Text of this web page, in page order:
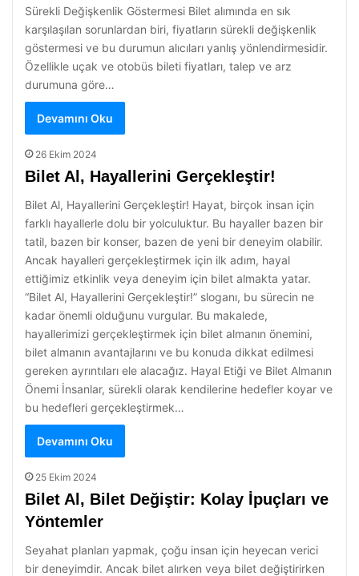
Sürekli Değişkenlik Göstermesi Bilet alımında en sık
karşılaşılan sorunlardan biri, fiyatların sürekli değişkenlik
göstermesi ve bu durumun alıcıları yanlış yönlendirmesidir.
Özellikle uçak ve otobüs bileti fiyatları, talep ve arz
durumuna göre…
Devamını Oku
26 Ekim 2024
Bilet Al, Hayallerini Gerçekleştir!
Bilet Al, Hayallerini Gerçekleştir! Hayat, birçok insan için
farklı hayallerle dolu bir yolculuktur. Bu hayaller bazen bir
tatil, bazen bir konser, bazen de yeni bir deneyim olabilir.
Ancak hayalleri gerçekleştirmek için ilk adım, hayal
ettiğimiz etkinlik veya deneyim için bilet almakta yatar.
“Bilet Al, Hayallerini Gerçekleştir!” sloganı, bu sürecin ne
kadar önemli olduğunu vurgular. Bu makalede,
hayallerimizi gerçekleştirmek için bilet almanın önemini,
bilet almanın avantajlarını ve bu konuda dikkat edilmesi
gereken ayrıntıları ele alacağız. Hayal Etiği ve Bilet Almanın
Önemi İnsanlar, sürekli olarak kendilerine hedefler koyar ve
bu hedefleri gerçekleştirmek…
Devamını Oku
25 Ekim 2024
Bilet Al, Bilet Değiştir: Kolay İpuçları ve
Yöntemler
Seyahat planları yapmak, çoğu insan için heyecan verici
bir deneyimdir. Ancak bilet alırken veya bilet değiştirirken